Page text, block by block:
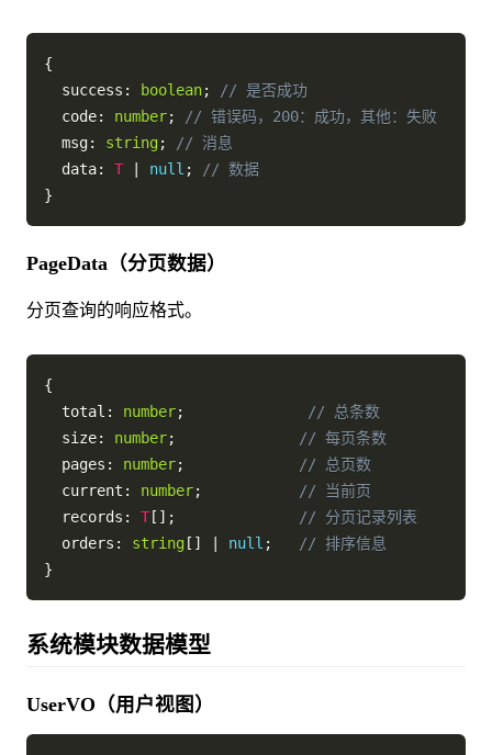
{
  success
: boolean;
// 是否成功
  code
: number;
// 错误码，200：成功，其他：失败
  msg
: string;
// 消息
  data
: T null ;
// 数据
}
PageData（分页数据）
分页查询的响应格式。
{
  total
: number;
// 总条数
  size
: number;
// 每页条数
  pages
: number;
// 总页数
  current
: number;
// 当前页
  records
: T[ ] ;
// 分页记录列表
  orders
: string [ ] null ;
// 排序信息
}
系统模块数据模型
UserVO（用户视图）